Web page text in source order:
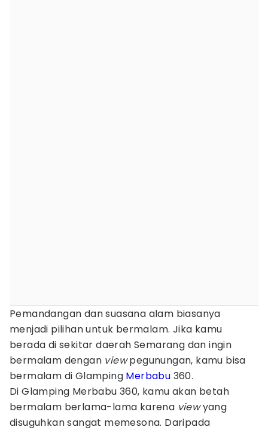
Pemandangan dan suasana alam biasanya
menjadi pilihan untuk bermalam. Jika kamu
berada di sekitar daerah Semarang dan ingin
bermalam dengan viewpegunungan, kamu bisa
bermalam di Glamping Merbabu 360.
Di Glamping Merbabu 360, kamu akan betah
bermalam berlama-lama karena viewyang
disuguhkan sangat memesona. Daripada